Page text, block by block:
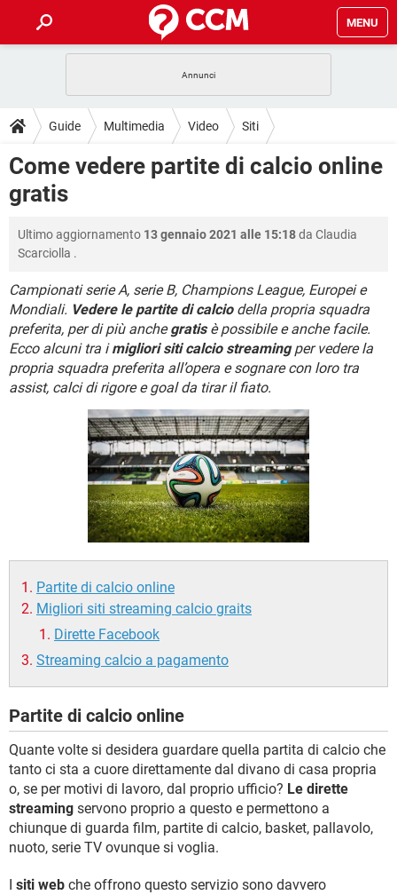
MENU
INTRATTENIMENTO ANDROID
iOS WINDOWS 10
INSTAGRAM
HARDWARE
GUIDE
COVID-19 GAMING
INTRATTENIMENTO ANDROID
iOS
INSTAGRAM WHATSAPP
HARDWARE
DOWNLOAD
COVID-19
iOS
INSTAGRAM WHATSAPP
TIKTOK FACEBOOK
HARDWARE
FORUM
COVID-19 GAMING
iOS WINDOWS 10
INSTAGRAM WHATSAPP
TIKTOK FACEBOOK
HARDWARE
GLOSSARIO
COVID-19 GAMING
INTRATTENIMENTO ANDROID
iOS WINDOWS 10
INSTAGRAM WHATSAPP
Guide Multimedia Video Siti
Come vedere partite di calcio online
gratis
Ultimo aggiornamento 13 gennaio 2021 alle 15:18da Claudia
Scarciolla .
Campionati serie A, serie B, Champions League, Europei e
Mondiali. Vedere le partite di calciodella propria squadra
preferita, per di più anchegratisè possibile e anche facile.
Ecco alcuni tra imigliori siti calcio streamingper vedere la
propria squadra preferita all’opera e sognare con loro tra
assist, calci di rigore e goal da tirar il fiato.
Partite di calcio online
Migliori siti streaming calcio graits
Dirette Facebook
Streaming calcio a pagamento
Partite di calcio online
Quante volte si desidera guardare quella partita di calcio che
tanto ci sta a cuore direttamente dal divano di casa propria
o, se per motivi di lavoro, dal proprio ufficio? Le dirette
streaming servono proprio a questo e permettono a
chiunque di guarda film, partite di calcio, basket, pallavolo,
nuoto, serie TV ovunque si voglia.
siti web che offrono questo servizio sono davvero